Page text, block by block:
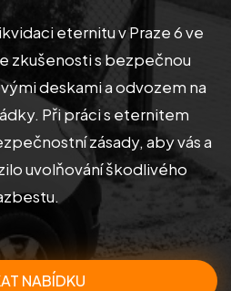
na prodej
eternitu v Praze 6 ve
zkušenosti s bezpečnou
deskami a odvozem na
Při práci s eternitem
zásady, aby vás a
uvolňování škodlivého
NABÍDKU